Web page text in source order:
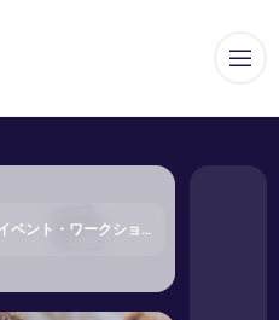
メ
イベント・ワークショップ